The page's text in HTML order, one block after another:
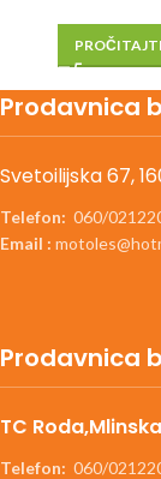
Prodavnica
Svetoilijska 67,
Telefon: 060/
Email :
Prodavnica
TC
Telefon: 060/